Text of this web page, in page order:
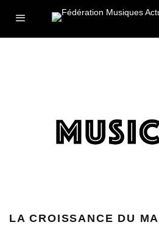
LA CROISSANCE DU